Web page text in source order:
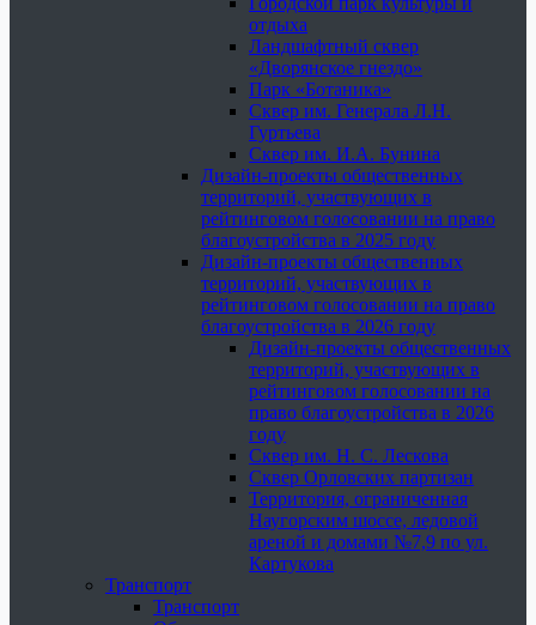
отдыха
Ландшафтный сквер
«Дворянское гнездо»
Парк «Ботаника»
Сквер им. Генерала Л.Н.
Гуртьева
Сквер им. И.А. Бунина
Дизайн-проекты общественных
территорий, участвующих в
рейтинговом голосовании на право
благоустройства в 2025 году
Дизайн-проекты общественных
территорий, участвующих в
рейтинговом голосовании на право
благоустройства в 2026 году
Дизайн-проекты общественных
территорий, участвующих в
рейтинговом голосовании на
право благоустройства в 2026
году
Сквер им. Н. С. Лескова
Сквер Орловских партизан
Территория, ограниченная
Наугорским шоссе, ледовой
ареной и домами №7,9 по ул.
Картукова
Транспорт
Транспорт